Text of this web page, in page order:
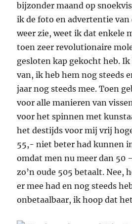
bijzonder maand op
ik de foto en advertentie van
weer zie, weet ik dat enkele
toen zeer revolutionaire
gesloten kap gekocht heb.
van, ik heb hem nog steeds
jaar nog steeds mee. Toen
voor alle manieren van
voor het spinnen met
het destijds voor mij vrij
55,- niet beter had kunnen
omdat men nu meer dan 50
zo’n oude 505 betaalt. Nee,
er mee had en nog steeds
onbetaalbaar, ik hoop dat